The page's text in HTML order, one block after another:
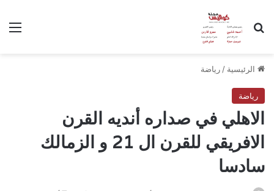
بحث عن
الرئيسية / رياضة
رياضة
الاهلي في صداره أنديه القرن
الافريقي للقرن ال 21 و الزمالك
سادسا